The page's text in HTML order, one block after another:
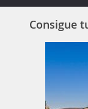
Consigue